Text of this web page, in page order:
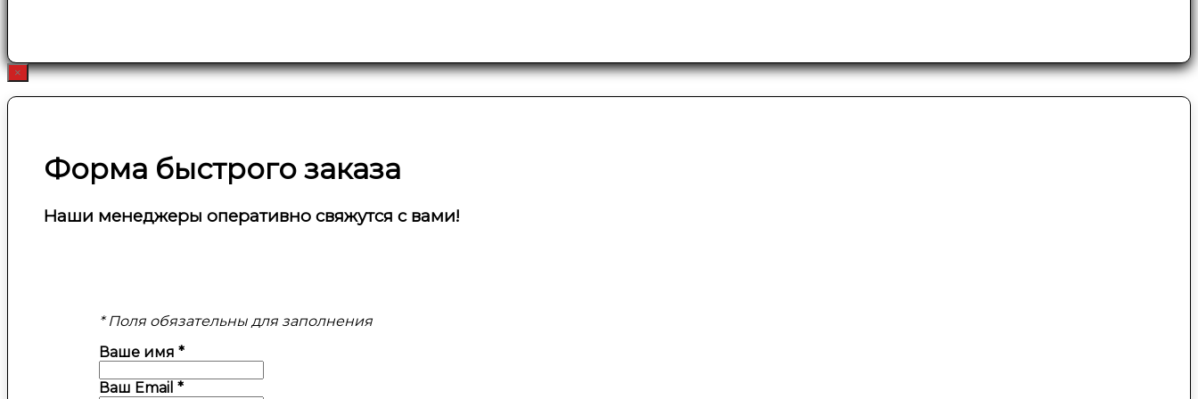
×
Форма быстрого заказа
Наши менеджеры оперативно свяжутся с вами!
* Поля обязательны для заполнения
Ваше имя*
Ваш Email*